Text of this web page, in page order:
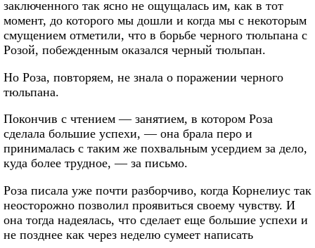
заключенного так ясно не ощущалась им, как в тот
момент, до которого мы дошли и когда мы с некоторым
смущением отметили, что в борьбе черного тюльпана с
Розой, побежденным оказался черный тюльпан.
Но Роза, повторяем, не знала о поражении черного
тюльпана.
Покончив с чтением — занятием, в котором Роза
сделала большие успехи, — она брала перо и
принималась с таким же похвальным усердием за дело,
куда более трудное, — за письмо.
Роза писала уже почти разборчиво, когда Корнелиус так
неосторожно позволил проявиться своему чувству. И
она тогда надеялась, что сделает еще большие успехи и
не позднее как через неделю сумеет написать